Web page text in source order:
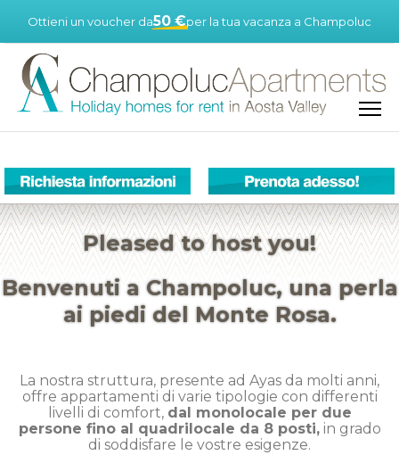
Pleased to host you!
Benvenuti a Champoluc, una perla
ai piedi del Monte Rosa.
La nostra struttura, presente ad Ayas da molti anni,
offre appartamenti di varie tipologie con differenti
livelli di comfort, dal monolocale per due
persone fino al quadrilocale da 8 posti,in grado
di soddisfare le vostre esigenze.
Ottieni un voucher da50 €per la tua vacanza a Champoluc